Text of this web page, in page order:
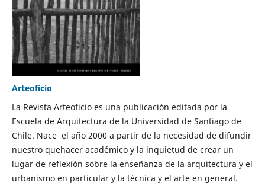
Arteoficio
La Revista Arteoficio es una publicación editada por la
Escuela de Arquitectura de la Universidad de Santiago de
Chile. Nace el año 2000 a partir de la necesidad de difundir
nuestro quehacer académico y la inquietud de crear un
lugar de reflexión sobre la enseñanza de la arquitectura y el
urbanismo en particular y la técnica y el arte en general.